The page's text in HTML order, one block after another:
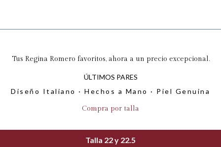
Tus Regina Romero favoritos, ahora a un precio excepcional.
ÚLTIMOS PARES
Diseño Italiano · Hechos a Mano · Piel Genuina
Compra por talla
Talla 22 y 22.5